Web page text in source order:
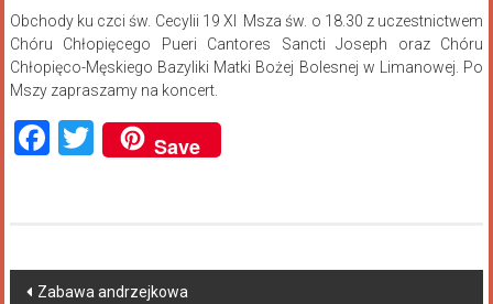
Obchody ku czci św. Cecylii 19 XI Msza św. o 18.30 z uczestnictwem
Chóru Chłopięcego Pueri Cantores Sancti Joseph oraz Chóru
Chłopięco-Męskiego Bazyliki Matki Bożej Bolesnej w Limanowej. Po
Mszy zapraszamy na koncert.
Facebook
Twitter
Save
Zabawa andrzejkowa